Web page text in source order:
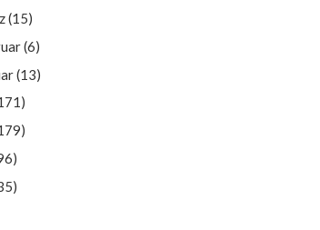
(15)
(6)
(13)